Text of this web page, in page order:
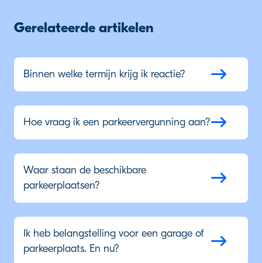
Gerelateerde artikelen
Binnen welke termijn krijg ik reactie?
Hoe vraag ik een parkeervergunning aan?
Waar staan de beschikbare
parkeerplaatsen?
Ik heb belangstelling voor een garage of
parkeerplaats. En nu?